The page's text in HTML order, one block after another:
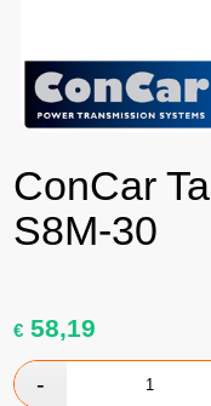
ConCar
S8M-30
€ 58,19